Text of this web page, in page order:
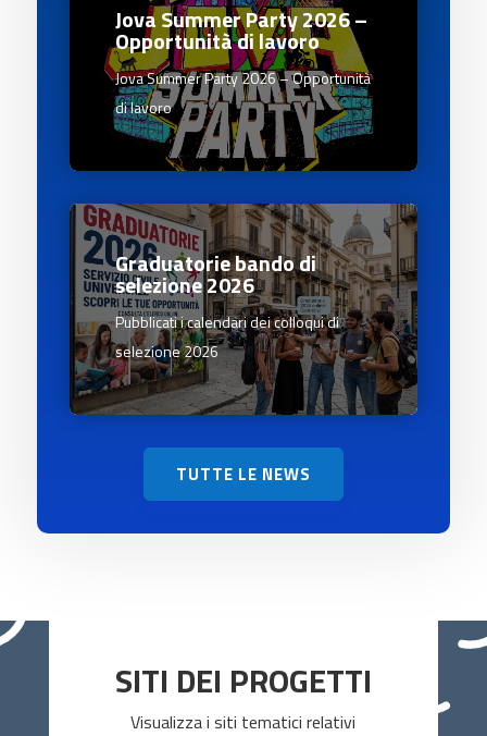
Jova Summer Party 2026 –
Opportunità di lavoro
Jova Summer Party 2026 – Opportunità
di lavoro
Graduatorie bando di
selezione 2026
Pubblicati i calendari dei colloqui di
selezione 2026
TUTTE LE NEWS
SITI DEI PROGETTI
Visualizzai siti tematici relativi